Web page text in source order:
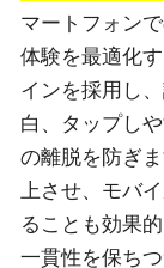
マートフォン
体験を最適化
インを採用し
白、タップし
の離脱を防ぎ
上させ、モバ
ることも効果
一貫性を保ち